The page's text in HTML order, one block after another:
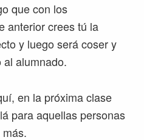
que con los
anterior crees tú la
y luego será coser y
alumnado.
en la próxima clase
para aquellas personas